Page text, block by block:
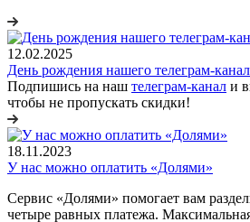
12.02.2025
День рождения нашего телеграм-
Подпишись на наш телеграм-канал и
чтобы не пропускать скидки!
18.11.2023
У нас можно оплатить «Долями»
Сервис «Долями» помогает вам
четыре равных платежа.